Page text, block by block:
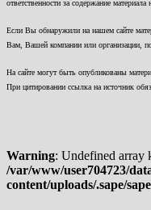
ответственности за содержание материала
Если Вы обнаружили на нашем сайте
Вам, Вашей компании или организации,
На сайте могут быть опубликованы
При цитировании ссылка на источник
Warning: Undefined array
/var/www/user704723/
content/uploads/.sape/